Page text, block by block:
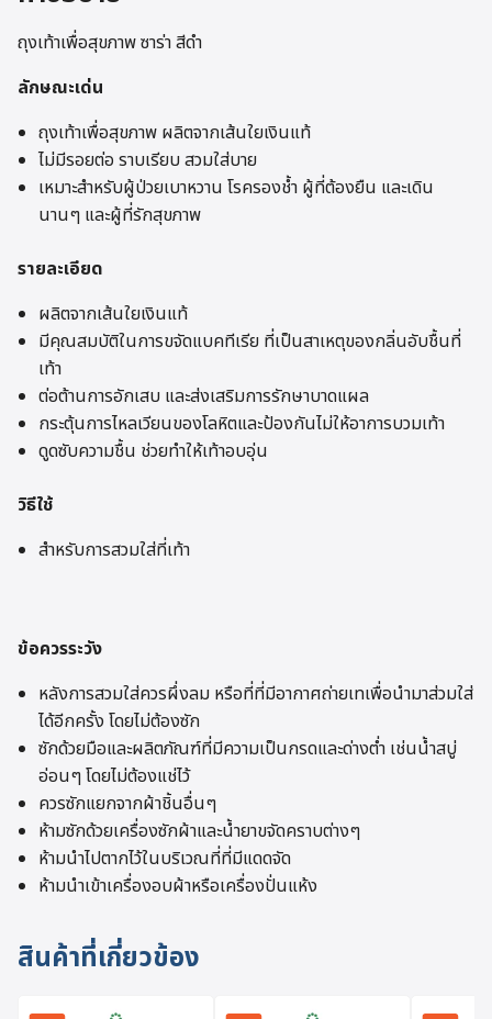
ถุงเท้าเพื่อสุขภาพ ซาร่า สีดำ
ลักษณะเด่น
ถุงเท้าเพื่อสุขภาพ ผลิตจากเส้นใยเงินแท้
ไม่มีรอยต่อ ราบเรียบ สวมใส่บาย
เหมาะสำหรับผู้ป่วยเบาหวาน โรครองช้ำ ผู้ที่ต้องยืน และเดิน
นานๆ และผู้ที่รักสุขภาพ
รายละเอียด
ผลิตจากเส้นใยเงินแท้
มีคุณสมบัติในการขจัดแบคทีเรีย ที่เป็นสาเหตุของกลิ่นอับชื้นที่
เท้า
ต่อต้านการอักเสบ และส่งเสริมการรักษาบาดแผล
กระตุ้นการไหลเวียนของโลหิตและป้องกันไม่ให้อาการบวมเท้า
ดูดซับความชื้น ช่วยทำให้เท้าอบอุ่น
วิธีใช้
สำหรับการสวมใส่ที่เท้า
ข้อควรระวัง
หลังการสวมใส่ควรผึ่งลม หรือที่ที่มีอากาศถ่ายเทเพื่อนำมาส่วมใส่
ได้อีกครั้ง โดยไม่ต้องซัก
ซักด้วยมือและผลิตภัณฑ์ที่มีความเป็นกรดและด่างต่ำ เช่นน้ำสบู่
อ่อนๆ โดยไม่ต้องแช่ไว้
ควรซักแยกจากผ้าชิ้นอื่นๆ
ห้ามซักด้วยเครื่องซักผ้าและน้ำยาขจัดคราบต่างๆ
ห้ามนำไปตากไว้ในบริเวณที่ที่มีแดดจัด
ห้ามนำเข้าเครื่องอบผ้าหรือเครื่องปั่นแห้ง
สินค้าที่เกี่ยวข้อง